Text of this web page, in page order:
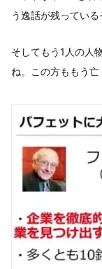
う逸話が残っている
そしてもう1人の人
ね。この方ももう亡